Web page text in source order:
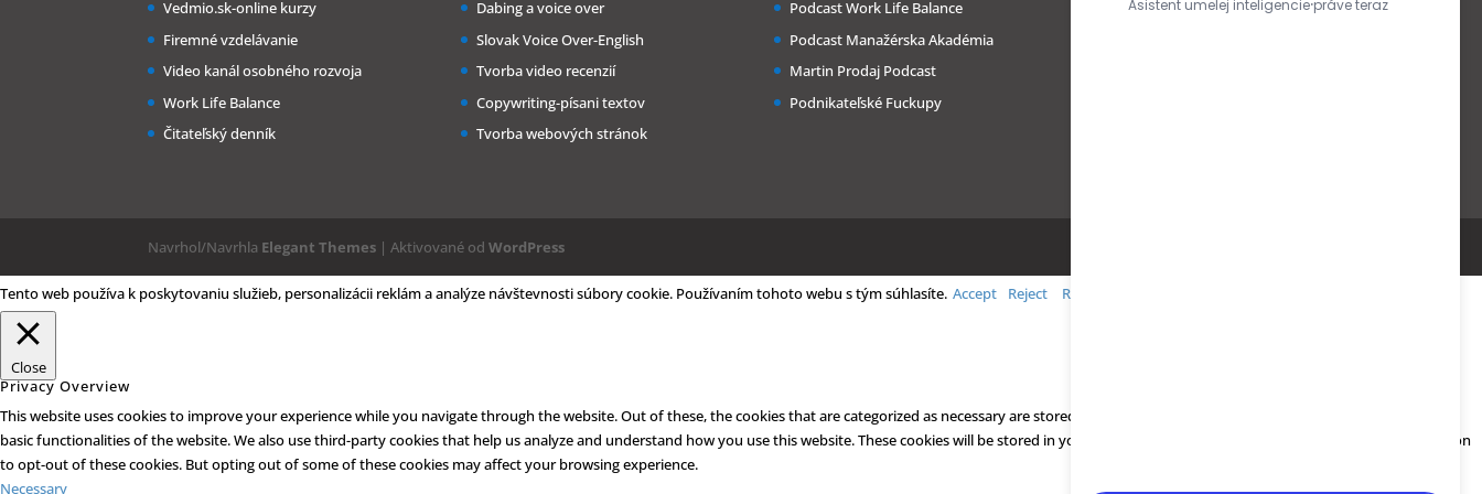
Vedmio.sk-online kurzy
Firemné vzdelávanie
Video kanál osobného rozvoja
Work Life Balance
Čitateľský denník
Dabing a voice over
Slovak Voice Over-English
Tvorba video recenzií
Copywriting-písani textov
Tvorba webových stránok
Podcast Work Life Balance
Podcast Manažérska Akadémia
Martin Prodaj Podcast
Podnikateľské Fuckupy
Obchodné podmienky
Navrhol/Navrhla Elegant Themes | Aktivované odWordPress
Tento web používa k poskytovaniu služieb, personalizácii reklám a analýze návštevnosti súbory cookie. Používaním tohoto webu s tým súhlasíte. Accept Reject Read More
Close
Privacy Overview
This website uses cookies to improve your experience while you navigate through the website. Out of these, the cookies that are categorized as necessary are stored on your browser as they are essential for the working of
basic functionalities of the website. We also use third-party cookies that help us analyze and understand how you use this website. These cookies will be stored in your browser only with your consent. You also have the option
to opt-out of these cookies. But opting out of some of these cookies may affect your browsing experience.
Necessary